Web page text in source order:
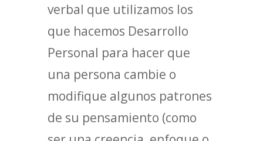
verbal que utilizamos los
que hacemos Desarrollo
Personal para hacer que
una persona cambie o
modifique algunos patrones
de su pensamiento (como